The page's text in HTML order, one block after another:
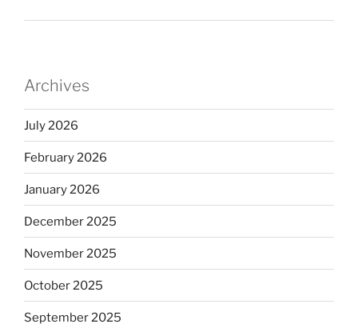
Archives
July 2026
February 2026
January 2026
December 2025
November 2025
October 2025
September 2025